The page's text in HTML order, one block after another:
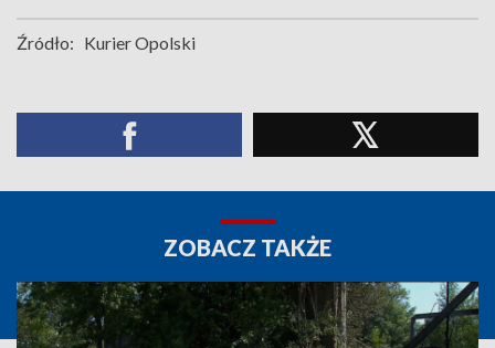
Źródło: Kurier Opolski
ZOBACZ TAKŻE